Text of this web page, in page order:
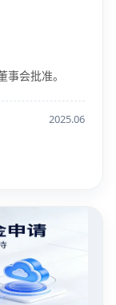
会批准。
2025.06